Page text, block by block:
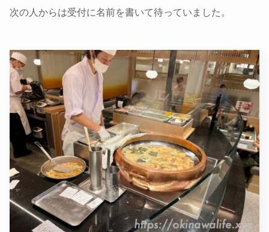
次の人からは受付に名前を書いて待っていました。